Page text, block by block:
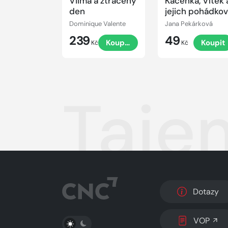
den
Dominique Valente
239 Kč Koupit
jejich
dobrodružství
Jana Pekárková
49 Kč Koupit
PŘEPNOUT SVĚTLÝ/TMAVÝ REŽIM
Dotazy
VOP